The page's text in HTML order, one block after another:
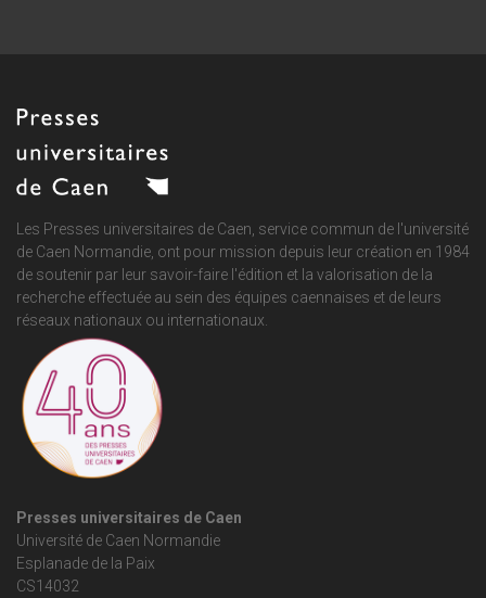
Les Presses universitaires de Caen, service commun de l'université
de Caen Normandie , ont pour mission depuis leur création en 1984
de soutenir par leur savoir-faire l'édition et la valorisation de la
recherche effectuée au sein des équipes caennaises et de leurs
réseaux nationaux ou internationaux.
Presses universitaires de Caen
Université de Caen Normandie
Esplanade de la Paix
CS14032